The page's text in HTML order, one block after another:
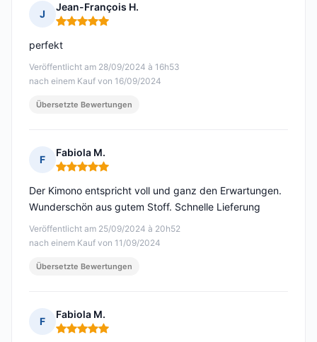
J
Jean-François H.
Hinweis: 5 von 5
Veröffentlicht am 28/09/2024 à 16h53
nach einem Kauf von 16/09/2024
perfekt
Übersetzte Bewertungen
F
Fabiola M.
Hinweis: 5 von 5
Veröffentlicht am 25/09/2024 à 20h52
nach einem Kauf von 11/09/2024
Der Kimono entspricht voll und ganz den Erwartungen.
Wunderschön aus gutem Stoff. Schnelle Lieferung
Übersetzte Bewertungen
F
Fabiola M.
Hinweis: 5 von 5